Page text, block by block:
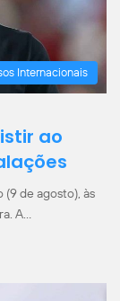
Internacionais
ao
de agosto), às
A…